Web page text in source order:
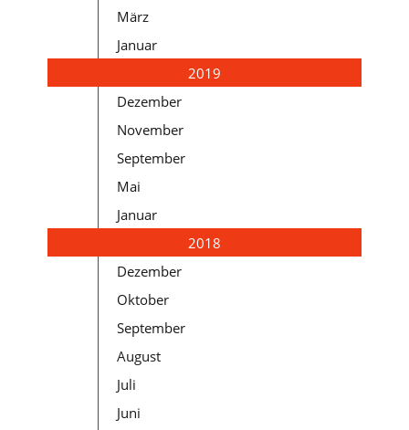
März
Januar
2019
Dezember
November
September
Mai
Januar
2018
Dezember
Oktober
September
August
Juli
Juni